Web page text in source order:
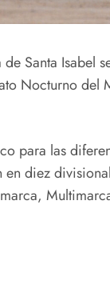
Santa Isabel
Nocturno del
para las
diez